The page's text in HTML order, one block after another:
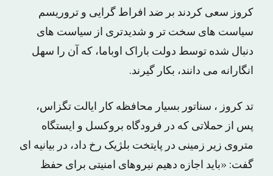
کروز سعی کردند بر ضد افراط گرایی و تروریسم
سیاست های سخت تر و شدیدتری از سیاست های
دنبال شده توسط دولت باراک اوباما، که آن را سهل
انگارانه می دانند، بکار گیرند.
تد کروز ، سناتور بسیار محافظه کار ایالت تگزاس،
پس از حملاتی که در فرودگاه بروکسل و ایستگاه
متروی زیر زمینی در پایتخت بلژیک رخ داد، در بیانیه ای
گفت: «باید اجازه دهیم نیروهای امنیتی برای حفظ